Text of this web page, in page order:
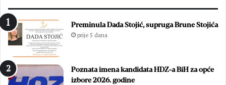
Preminula Dada Stojić, supruga Brune Stojića
prije 5 dana
Poznata imena kandidata HDZ-a BiH za opće
izbore 2026. godine